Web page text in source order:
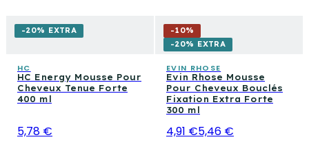
-20% EXTRA
HC
HC Energy Mousse Pour
Cheveux Tenue Forte
400 ml
5,78 €
-10%
-20% EXTRA
EVIN RHOSE
Evin Rhose Mousse
Pour Cheveux Bouclés
Fixation Extra Forte
300 ml
4,91 €5,46 €